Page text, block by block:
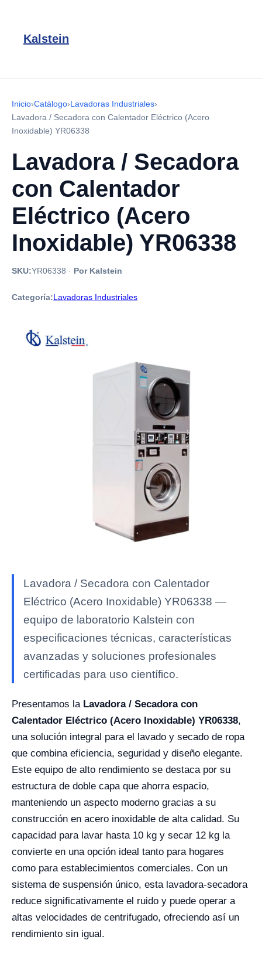
Kalstein
Inicio›Catálogo›Lavadoras Industriales›
Lavadora / Secadora con Calentador Eléctrico (Acero
Inoxidable) YR06338
Lavadora / Secadora
con Calentador
Eléctrico (Acero
Inoxidable) YR06338
SKU:YR06338 · Por Kalstein
Categoría:Lavadoras Industriales
Lavadora / Secadora con Calentador
Eléctrico (Acero Inoxidable) YR06338 —
equipo de laboratorio Kalstein con
especificaciones técnicas, características
avanzadas y soluciones profesionales
certificadas para uso científico.
Presentamos la Lavadora / Secadora con
Calentador Eléctrico (Acero Inoxidable) YR06338,
una solución integral para el lavado y secado de ropa
que combina eficiencia, seguridad y diseño elegante.
Este equipo de alto rendimiento se destaca por su
estructura de doble capa que ahorra espacio,
manteniendo un aspecto moderno gracias a su
construcción en acero inoxidable de alta calidad. Su
capacidad para lavar hasta 10 kg y secar 12 kg la
convierte en una opción ideal tanto para hogares
como para establecimientos comerciales. Con un
sistema de suspensión único, esta lavadora-secadora
reduce significativamente el ruido y puede operar a
altas velocidades de centrifugado, ofreciendo así un
rendimiento sin igual.